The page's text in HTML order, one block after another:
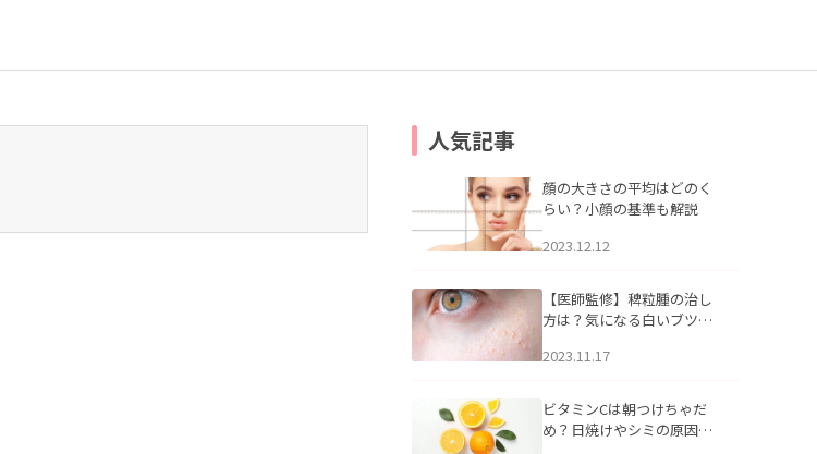
人気記事
顔の大きさの平均はどのく
らい？小顔の基準も解説
2023.12.12
【医師監修】稗粒腫の治し
方は？気になる白いブツブ
アについて
2023.11.17
ビタミンCは朝つけちゃだ
め？日焼けやシミの原因に